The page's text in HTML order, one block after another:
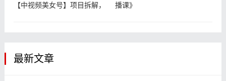
【中视频美女号】项目拆解，
播课》
最新文章